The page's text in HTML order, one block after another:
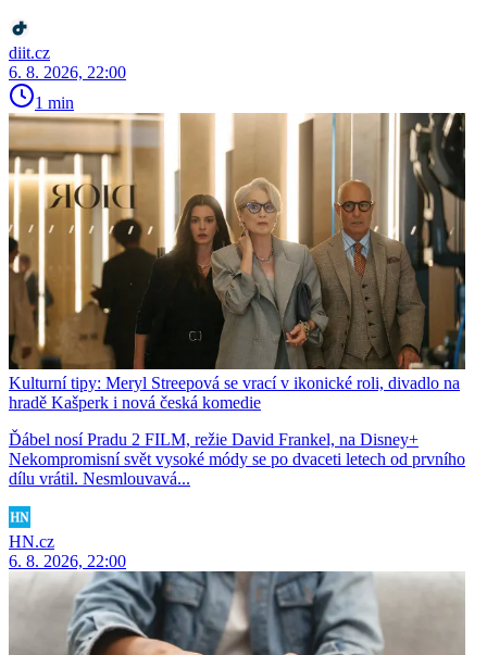
diit.cz
6. 8. 2026, 22:00
1 min
Kulturní tipy: Meryl Streepová se vrací v ikonické roli, divadlo na
hradě Kašperk i nová česká komedie
Ďábel nosí Pradu 2 FILM, režie David Frankel, na Disney+
Nekompromisní svět vysoké módy se po dvaceti letech od prvního
dílu vrátil. Nesmlouvavá...
HN.cz
6. 8. 2026, 22:00